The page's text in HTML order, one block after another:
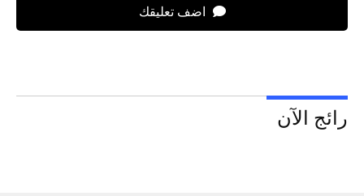
اضف تعليقك
رائج الآن